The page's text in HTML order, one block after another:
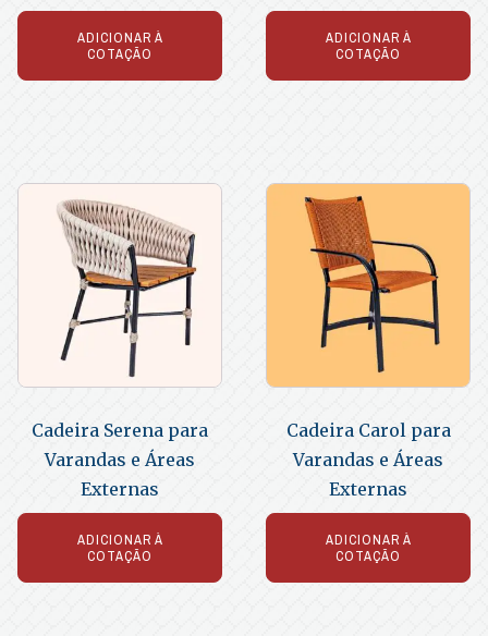
ADICIONAR À
COTAÇÃO
ADICIONAR À
COTAÇÃO
Cadeira Serena para
Varandas e Áreas
Externas
ADICIONAR À
COTAÇÃO
Cadeira Carol para
Varandas e Áreas
Externas
ADICIONAR À
COTAÇÃO